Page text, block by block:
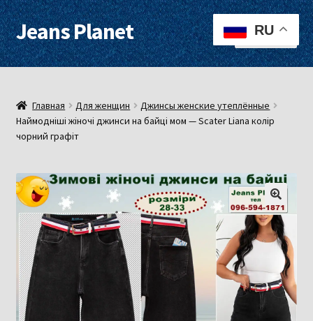
Перейти
к
навигации
Перейти
к
содержимому
Jeans Planet Меню
Для женщин
Для мужчин
О нас
Оплата, доставка
Контакты
Примерочная
Главная Для женщин
Джинсы женские утеплённые
Наймодніші жіночі джинси на байці мом — Scater Liana колір
чорний графіт
RU